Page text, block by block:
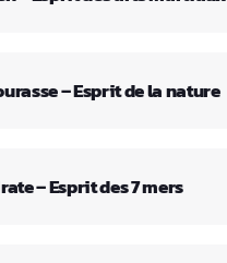
– Esprit de la nature
– Esprit des 7 mers